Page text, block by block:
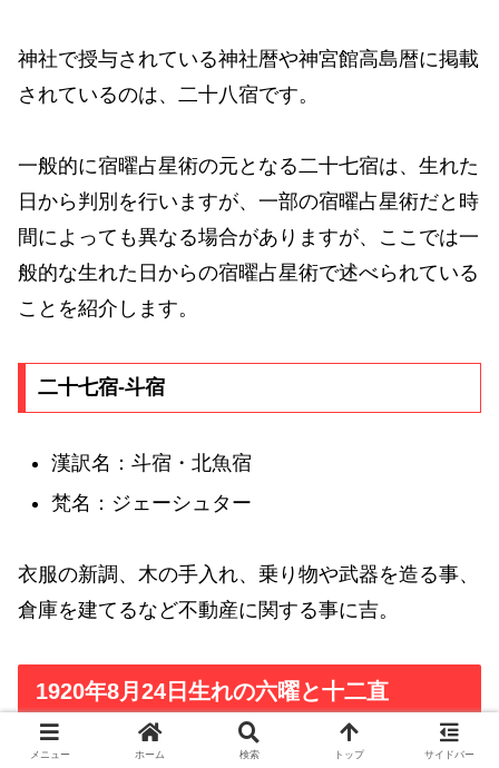
神社で授与されている神社暦や神宮館高島暦に掲載
されているのは、二十八宿です。
一般的に宿曜占星術の元となる二十七宿は、生れた
日から判別を行いますが、一部の宿曜占星術だと時
間によっても異なる場合がありますが、ここでは一
般的な生れた日からの宿曜占星術で述べられている
ことを紹介します。
二十七宿-斗宿
漢訳名：斗宿・北魚宿
梵名：ジェーシュター
衣服の新調、木の手入れ、乗り物や武器を造る事、
倉庫を建てるなど不動産に関する事に吉。
1920年8月24日生れの六曜と十二直
メニュー ホーム 検索 トップ サイドバー